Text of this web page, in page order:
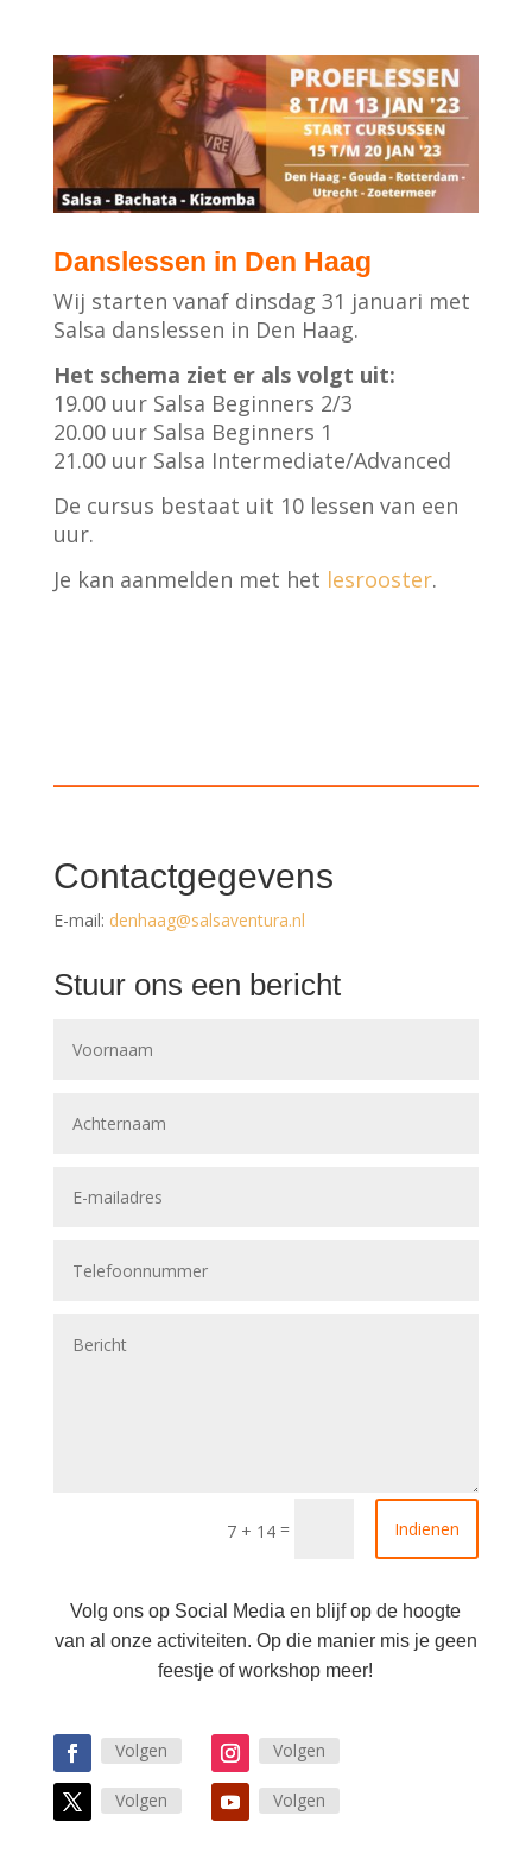
Danslessen in Den Haag
Wij starten vanaf dinsdag 31 januari met
Salsa danslessen in Den Haag.
Het schema ziet er als volgt uit:
19.00 uur Salsa Beginners 2/3
20.00 uur Salsa Beginners 1
21.00 uur Salsa Intermediate/Advanced
De cursus bestaat uit 10 lessen van een
uur.
Je kan aanmelden met het lesrooster.
Contactgegevens
E-mail: denhaag@salsaventura.nl
Stuur ons een bericht
7 + 14 = Indienen
Volg ons op Social Media en blijf op de hoogte
van al onze activiteiten. Op die manier mis je geen
feestje of workshop meer!
Volgen Volgen
Volgen Volgen